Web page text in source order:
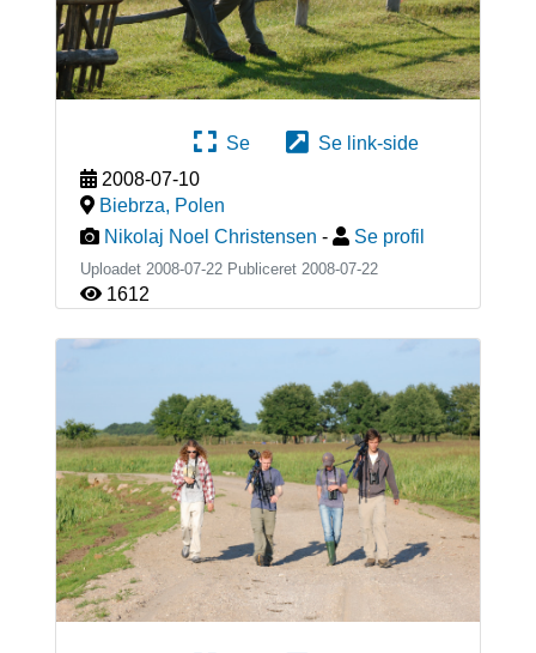
Se
Se link-side
2008-07-10
Biebrza, Polen
Nikolaj Noel Christensen - Se profil
Uploadet 2008-07-22 Publiceret 2008-07-22
1612